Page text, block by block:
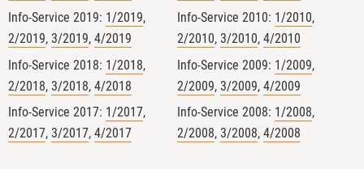
GfRS Gesellschaft für
Ressourcenschutz mbH
29.07.2026
Tag 2 beim Basiskurs Bio-Kontrolle
an der Uni Gießen – die Praxis! 🌾
🔍
Info-Service 2019: 1/2019,
2/2019,3/2019,4/2019
Info-Service 2018: 1/2018,
2/2018,3/2018,4/2018
Info-Service 2017: 1/2017,
2/2017,3/2017,4/2017
Info-Service 2010: 1/2010,
2/2010,3/2010,4/2010
Info-Service 2009: 1/2009,
2/2009,3/2009,4/2009
Info-Service 2008: 1/2008,
2/2008,3/2008,4/2008